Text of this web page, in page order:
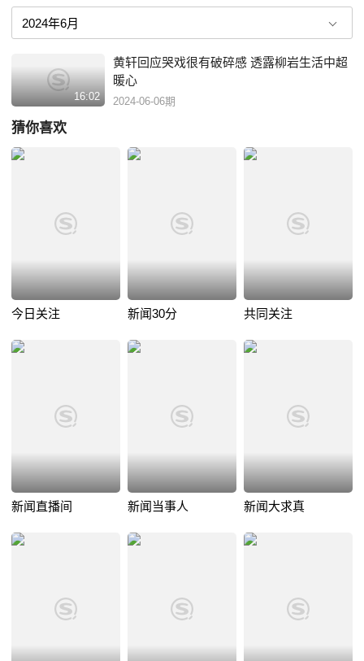
16:02
黄轩回应哭戏很有破碎感 透露柳岩生活中超
暖心
2024-06-06期
猜你喜欢
今日关注 新闻30分 共同关注
新闻直播间 新闻当事人 新闻大求真